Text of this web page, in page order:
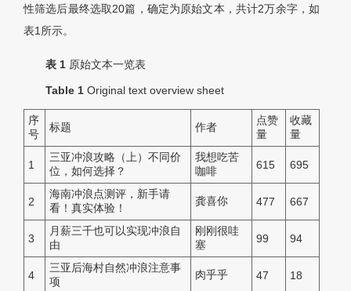
性筛选后最终选取20篇，确定为原始文本，共计2万余字，如
表1所示。
表 1 原始文本一览表
Table 1 Original text overview sheet
序
号
标题 作者
点赞
量
收藏
量
1
三亚冲浪攻略（上）不同价
位，如何选择？
我想吃苦
咖啡
615 695
2
海南冲浪点测评，新手请
看！真实体验！
龚喜你 477 667
3
月薪三千也可以实现冲浪自
由
刚刚很哇
塞
99 94
4
三亚后海村自然冲浪注意事
项
肉乎乎 47 18